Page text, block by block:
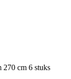
270 cm 6 stuks